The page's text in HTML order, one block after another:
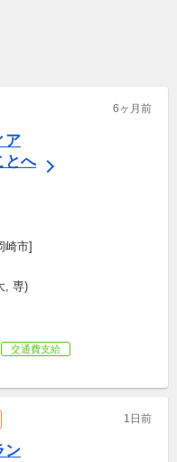
6ヶ月前
ア
とへ
崎市]
, 専)
交通費支給
1日前
ン